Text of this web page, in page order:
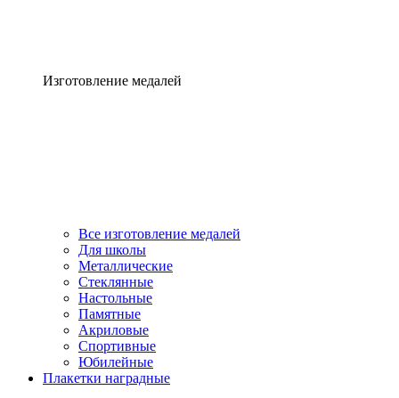
Изготовление медалей
Все изготовление медалей
Для школы
Металлические
Стеклянные
Настольные
Памятные
Акриловые
Спортивные
Юбилейные
Плакетки наградные